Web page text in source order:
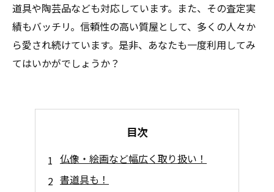
道具や陶芸品なども対応しています。また、その査定実
績もバッチリ。信頼性の高い質屋として、多くの人々か
ら愛され続けています。是非、あなたも一度利用してみ
てはいかがでしょうか？
目次
仏像・絵画など幅広く取り扱い！
書道具も！